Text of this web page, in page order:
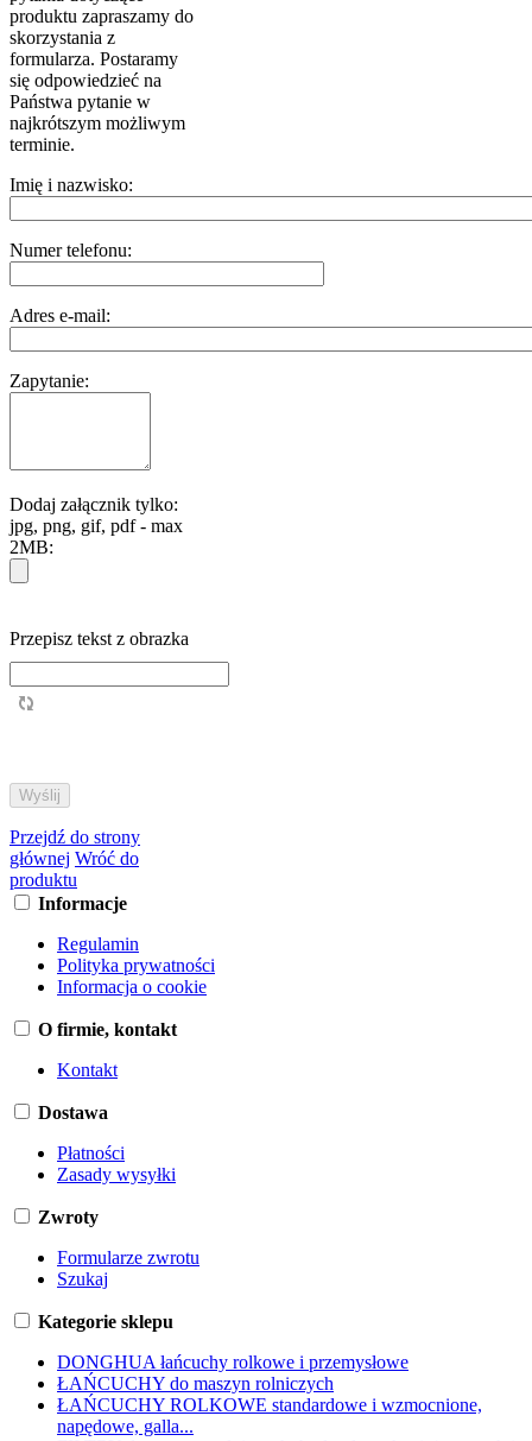
produktu zapraszamy do
skorzystania z
formularza. Postaramy
się odpowiedzieć na
Państwa pytanie w
najkrótszym możliwym
terminie.
Imię i nazwisko:
Numer telefonu:
Adres e-mail:
Zapytanie:
Dodaj załącznik tylko:
jpg, png, gif, pdf - max
2MB:
Przepisz tekst z obrazka
Przejdź do strony
głównej Wróć do
produktu
Informacje
Regulamin
Polityka prywatności
Informacja o cookie
O firmie, kontakt
Kontakt
Dostawa
Płatności
Zasady wysyłki
Zwroty
Formularze zwrotu
Szukaj
Kategorie sklepu
DONGHUA łańcuchy rolkowe i przemysłowe
ŁAŃCUCHY do maszyn rolniczych
ŁAŃCUCHY ROLKOWE standardowe i wzmocnione,
napędowe, galla...